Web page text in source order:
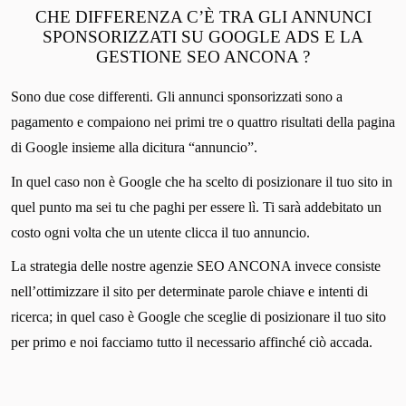
CHE DIFFERENZA C’È TRA GLI ANNUNCI
SPONSORIZZATI SU GOOGLE ADS E LA
GESTIONE SEO ANCONA ?
Sono due cose differenti. Gli annunci sponsorizzati sono a
pagamento e compaiono nei primi tre o quattro risultati della pagina
di Google insieme alla dicitura “annuncio”.
In quel caso non è Google che ha scelto di posizionare il tuo sito in
quel punto ma sei tu che paghi per essere lì. Ti sarà addebitato un
costo ogni volta che un utente clicca il tuo annuncio.
La strategia delle nostre agenzie SEO ANCONA invece consiste
nell’ottimizzare il sito per determinate parole chiave e intenti di
ricerca; in quel caso è Google che sceglie di posizionare il tuo sito
per primo e noi facciamo tutto il necessario affinché ciò accada.